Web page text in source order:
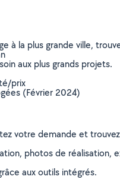
à la plus grande ville,
aux plus grands projets.
prix
(Février 2024)
votre demande et
photos de réalisation,
aux outils intégrés.